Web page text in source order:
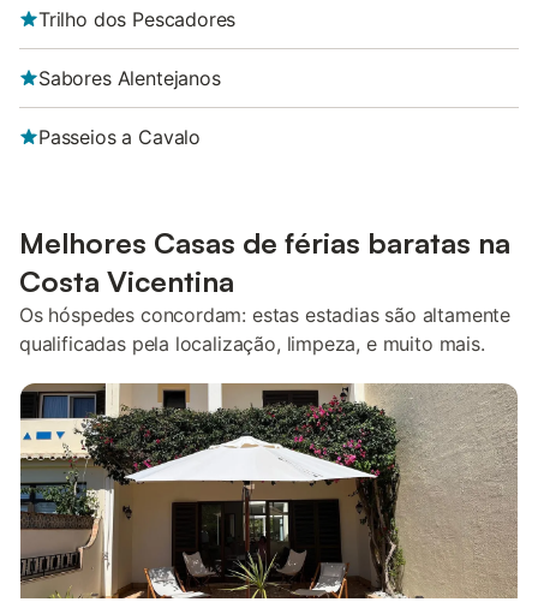
Trilho dos Pescadores
Sabores Alentejanos
Passeios a Cavalo
Melhores Casas de férias baratas na
Costa Vicentina
Os hóspedes concordam: estas estadias são altamente
qualificadas pela localização, limpeza, e muito mais.